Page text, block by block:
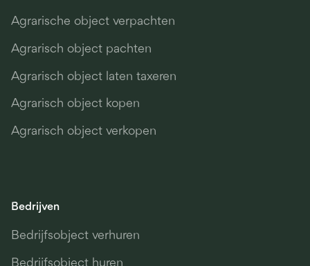
Agrarische object verpachten
Agrarisch object pachten
Agrarisch object laten taxeren
Agrarisch object kopen
Agrarisch object verkopen
Bedrijven
Bedrijfsobject verhuren
Bedrijfsobject huren